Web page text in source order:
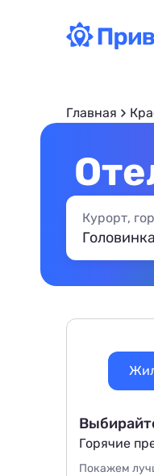
Главная
Курорт,
Горячие
Покажем